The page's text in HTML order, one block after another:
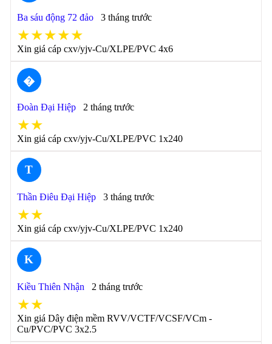
Ba sáu động 72 đảo 3 tháng trước
★★★★★
Xin giá cáp cxv/yjv-Cu/XLPE/PVC 4x6
�
Đoàn Đại Hiệp 2 tháng trước
★★
Xin giá cáp cxv/yjv-Cu/XLPE/PVC 1x240
T
Thần Điêu Đại Hiệp 3 tháng trước
★★
Xin giá cáp cxv/yjv-Cu/XLPE/PVC 1x240
K
Kiều Thiên Nhận 2 tháng trước
★★
Xin giá Dây điện mềm RVV/VCTF/VCSF/VCm -
Cu/PVC/PVC 3x2.5